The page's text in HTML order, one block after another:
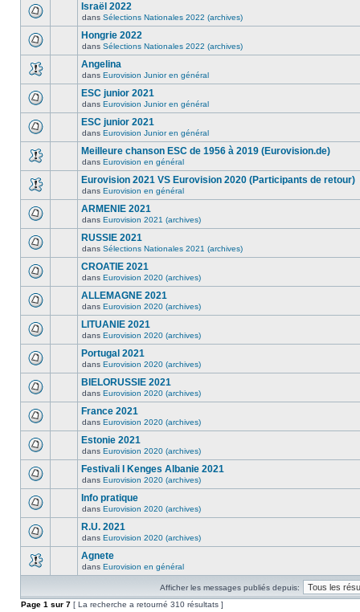
Israël 2022
dans Sélections Nationales 2022 (archives)
Hongrie 2022
dans Sélections Nationales 2022 (archives)
Angelina
dans Eurovision Junior en général
ESC junior 2021
dans Eurovision Junior en général
ESC junior 2021
dans Eurovision Junior en général
Meilleure chanson ESC de 1956 à 2019 (Eurovision.de)
dans Eurovision en général
Eurovision 2021 VS Eurovision 2020 (Participants de retour)
dans Eurovision en général
ARMENIE 2021
dans Eurovision 2021 (archives)
RUSSIE 2021
dans Sélections Nationales 2021 (archives)
CROATIE 2021
dans Eurovision 2020 (archives)
ALLEMAGNE 2021
dans Eurovision 2020 (archives)
LITUANIE 2021
dans Eurovision 2020 (archives)
Portugal 2021
dans Eurovision 2020 (archives)
BIELORUSSIE 2021
dans Eurovision 2020 (archives)
France 2021
dans Eurovision 2020 (archives)
Estonie 2021
dans Eurovision 2020 (archives)
Festivali I Kenges Albanie 2021
dans Eurovision 2020 (archives)
Info pratique
dans Eurovision 2020 (archives)
R.U. 2021
dans Eurovision 2020 (archives)
Agnete
dans Eurovision en général
Afficher les messages publiés depuis:
Page 1 sur 7 [ La recherche a retourné 310 résultats ]